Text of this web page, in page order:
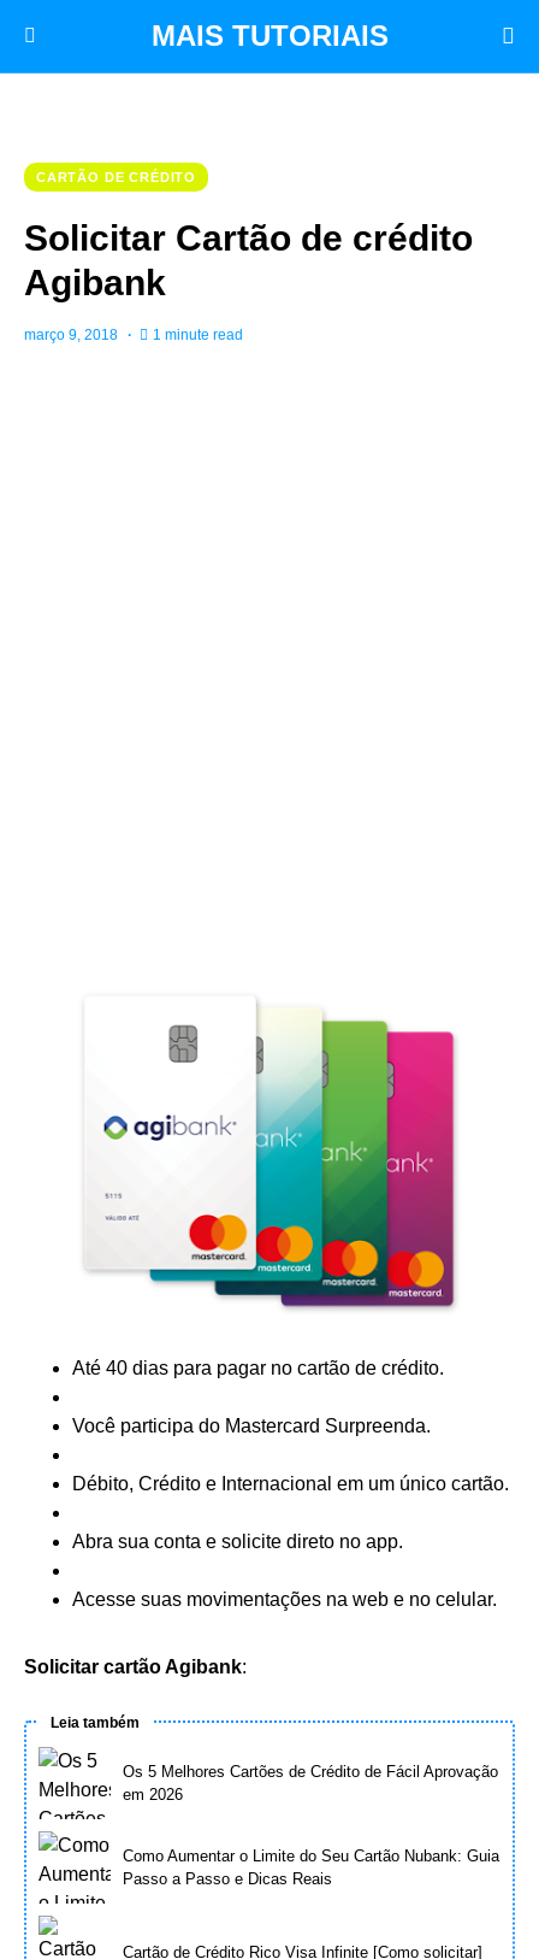
MAIS TUTORIAIS
CARTÃO DE CRÉDITO
Solicitar Cartão de crédito
Agibank
março 9, 2018 1 minute read
Até 40 dias para pagar no cartão de crédito.
Você participa do Mastercard Surpreenda.
Débito, Crédito e Internacional em um único cartão.
Abra sua conta e solicite direto no app.
Acesse suas movimentações na web e no celular.
Solicitar cartão Agibank:
Leia também
Os 5 Melhores Cartões de Crédito de Fácil Aprovação
em 2026
Como Aumentar o Limite do Seu Cartão Nubank: Guia
Passo a Passo e Dicas Reais
Cartão de Crédito Rico Visa Infinite [Como solicitar]